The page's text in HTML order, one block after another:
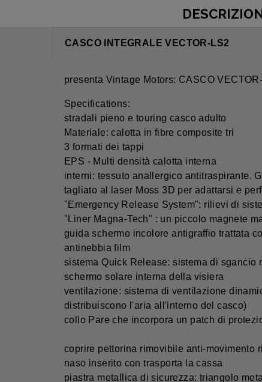
CASCO INTEGRALE VECTOR-LS2
presenta Vintage Motors: CASCO
Specifications:
stradali pieno e touring casco adulto
Materiale: calotta in fibre composite tri
3 formati dei tappi
EPS - Multi densità calotta interna
interni: tessuto anallergico antitraspirante.
tagliato al laser Moss 3D per adattarsi e
"Emergency Release System": rilievi di
"Liner Magna-Tech" : un piccolo magnete
guida schermo incolore antigraffio trattata
antinebbia film
sistema Quick Release: sistema di sgancio
schermo solare interna della visiera
ventilazione: sistema di ventilazione
distribuiscono l'aria all'interno del casco)
collo Pare che incorpora un patch di
coprire pettorina rimovibile anti-movimento
naso inserito con trasporta la cassa
piastra metallica di sicurezza: triangolo